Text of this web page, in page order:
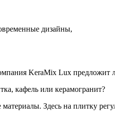
дизайны,
KeraMix Lux
кафель или керамогранит?
Здесь на плитку